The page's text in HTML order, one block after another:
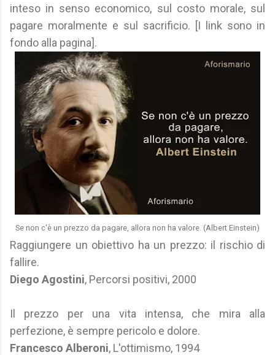
inteso in senso economico, sul costo morale, sul
pagare moralmente e sul sacrificio. [I link sono in
fondo alla pagina].
Se non c'è un prezzo da pagare, allora non ha valore. (Albert Einstein)
Raggiungere un obiettivo ha un prezzo: il rischio di
fallire.
Diego Agostini, Percorsi positivi, 2000
Il prezzo per una vita intensa, che mira alla
perfezione, è sempre pericolo e dolore.
Francesco Alberoni, L'ottimismo, 1994